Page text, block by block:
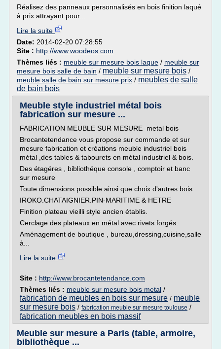
Réalisez des panneaux personnalisés en bois finition laqué
à prix attrayant pour...
Lire la suite
Date: 2014-02-20 07:28:55
Site : http://www.woodeos.com
Thèmes liés : meuble sur mesure bois laque / meuble sur
mesure bois salle de bain / meuble sur mesure bois /
meuble salle de bain sur mesure prix / meubles de salle
de bain bois
Meuble style industriel métal bois
fabrication sur mesure ...
FABRICATION MEUBLE SUR MESURE metal bois
Brocantetendance vous propose sur commande et sur
mesure fabrication et créations meuble industriel bois
métal ,des tables & tabourets en métal industriel & bois.
Des étagéres , bibliothéque console , comptoir et banc
sur mesure
Toute dimensions possible ainsi que choix d'autres bois
IROKO.CHATAIGNIER.PIN-MARITIME & HETRE
Finition plateau vieilli style ancien établis.
Cerclage des plateaux en métal avec rivets forgés.
Aménagement de boutique , bureau,dressing,cuisine,salle
à...
Lire la suite
Site : http://www.brocantetendance.com
Thèmes liés : meuble sur mesure bois metal /
fabrication de meubles en bois sur mesure / meuble
sur mesure bois / fabrication meuble sur mesure toulouse /
fabrication meubles en bois massif
Meuble sur mesure a Paris (table, armoire,
bibliothèque ...